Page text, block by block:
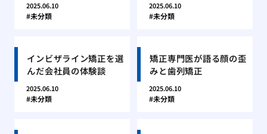
2025.06.10
未分類
2025.06.10
未分類
インビザライン矯正を選
んだ会社員の体験談
2025.06.10
未分類
矯正専門医が語る顔の歪
みと歯列矯正
2025.06.10
未分類